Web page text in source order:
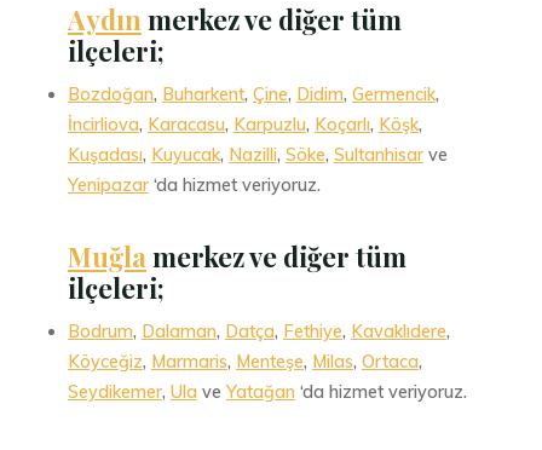
Aydın merkez ve diğer tüm
ilçeleri;
Bozdoğan, Buharkent,Çine, Didim,Germencik,
İncirliova, Karacasu, Karpuzlu, Koçarlı, Köşk,
Kuşadası, Kuyucak, Nazilli,Söke,Sultanhisar ve
Yenipazar ‘da hizmet veriyoruz.
Muğla merkez ve diğer tüm
ilçeleri;
Bodrum, Dalaman, Datça, Fethiye, Kavaklıdere,
Köyceğiz, Marmaris, Menteşe, Milas,Ortaca,
Seydikemer,Ula veYatağan ‘da hizmet veriyoruz.